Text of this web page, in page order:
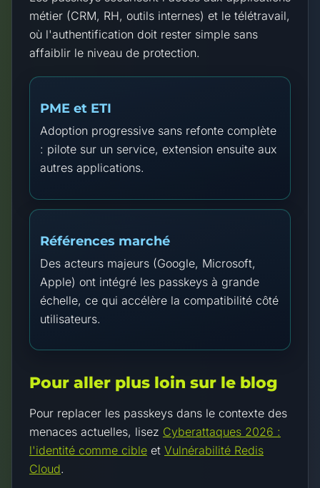
métier (CRM, RH, outils internes) et le télétravail,
où l'authentification doit rester simple sans
affaiblir le niveau de protection.
PME et ETI
Adoption progressive sans refonte complète
: pilote sur un service, extension ensuite aux
autres applications.
Références marché
Des acteurs majeurs (Google, Microsoft,
Apple) ont intégré les passkeys à grande
échelle, ce qui accélère la compatibilité côté
utilisateurs.
Pour aller plus loin sur le blog
Pour replacer les passkeys dans le contexte des
menaces actuelles, lisez Cyberattaques 2026 :
l'identité comme cible et Vulnérabilité Redis
Cloud.